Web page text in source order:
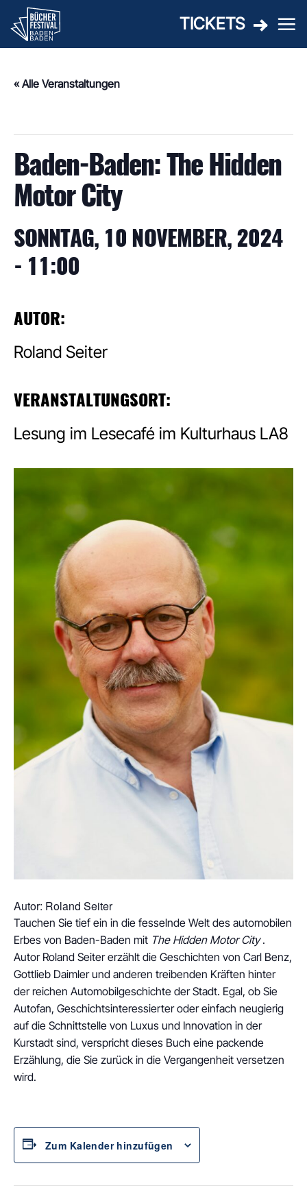
Inhalt
springen
TICKETS
« Alle Veranstaltungen
Baden-Baden: The Hidden
Motor City
SONNTAG, 10 NOVEMBER, 2024
- 11:00
AUTOR:
Roland Seiter
VERANSTALTUNGSORT:
Lesung im Lesecafé im Kulturhaus LA8
Autor: Roland Seiter
Tauchen Sie tief ein in die fesselnde Welt des automobilen
Erbes von Baden-Baden mit The Hidden Motor City.
Autor Roland Seiter erzählt die Geschichten von Carl Benz,
Gottlieb Daimler und anderen treibenden Kräften hinter
der reichen Automobilgeschichte der Stadt. Egal, ob Sie
Autofan, Geschichtsinteressierter oder einfach neugierig
auf die Schnittstelle von Luxus und Innovation in der
Kurstadt sind, verspricht dieses Buch eine packende
Erzählung, die Sie zurück in die Vergangenheit versetzen
wird.
Zum Kalender hinzufügen